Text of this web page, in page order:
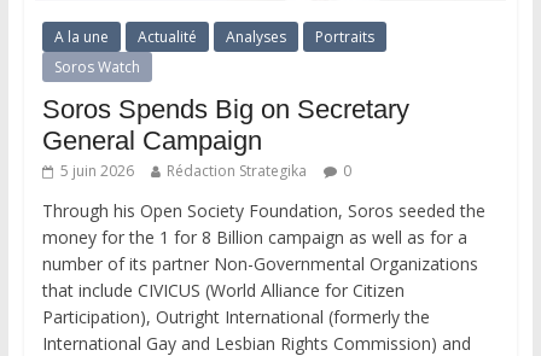
A la une Actualité Analyses
Portraits
Soros Watch
Soros Spends Big on Secretary
General Campaign
5 juin 2026 Rédaction Strategika 0
Through his Open Society Foundation, Soros seeded the
money for the 1 for 8 Billion campaign as well as for a
number of its partner Non-Governmental Organizations
that include CIVICUS (World Alliance for Citizen
Participation), Outright International (formerly the
International Gay and Lesbian Rights Commission) and